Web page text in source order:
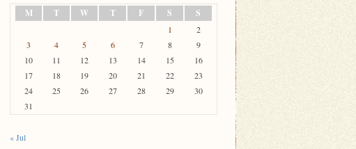
M
T W T F S S
1
2
3
4 5 6 7 8
9
10
11 12 13 14 15
16
17
18 19 20 21 22
23
24
25 26 27 28 29
30
31
« Jul